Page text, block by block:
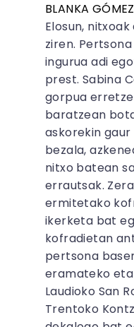
BLANKA
Elosun,
ziren.
ingurua adi
prest. Sabina
gorpua
baratzean
askorekin
bezala,
nitxo batean
errautsak.
ermitetako
ikerketa bat
kofradietan
pertsona
eramateko
Laudioko San
Trentoko